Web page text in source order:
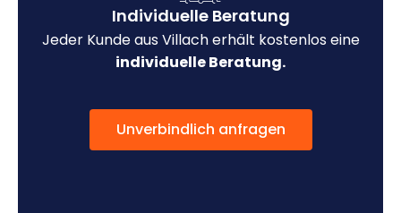
Individuelle Beratung
Jeder Kunde aus Villach erhält kostenlos eine
individuelle Beratung.
Unverbindlich anfragen